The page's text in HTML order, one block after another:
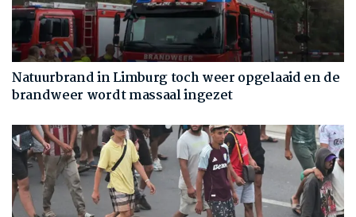
Natuurbrand in Limburg toch weer opgelaaid en de
brandweer wordt massaal ingezet